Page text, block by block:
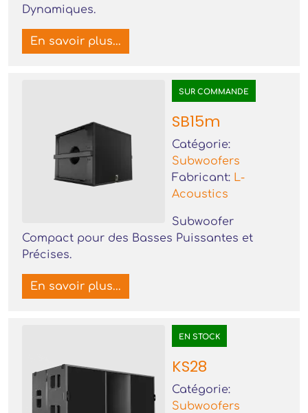
Dynamiques.
En savoir plus...
SUR COMMANDE
SB15m
Catégorie:
Subwoofers
Fabricant: L-
Acoustics
Subwoofer
Compact pour des Basses Puissantes et
Précises.
En savoir plus...
EN STOCK
KS28
Catégorie:
Subwoofers